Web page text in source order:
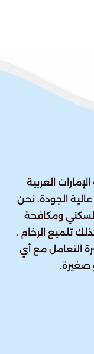
العربية
الجودة. نحن
ومكافحة
تلميع الرخام .
التعامل مع أي
صغيرة.